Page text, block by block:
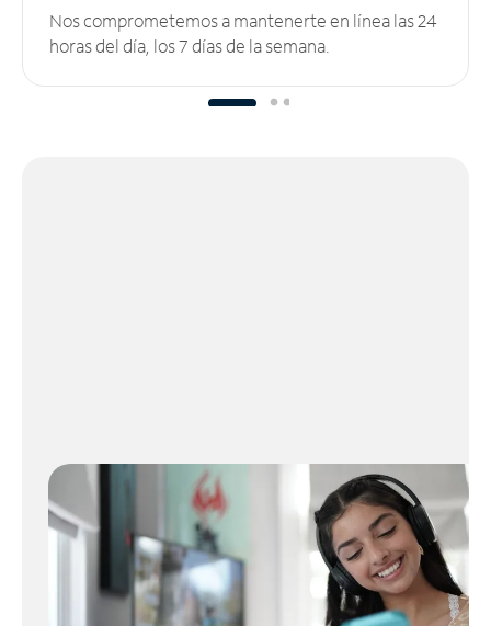
Nos comprometemos a mantenerte en línea las 24
horas del día, los 7 días de la semana.